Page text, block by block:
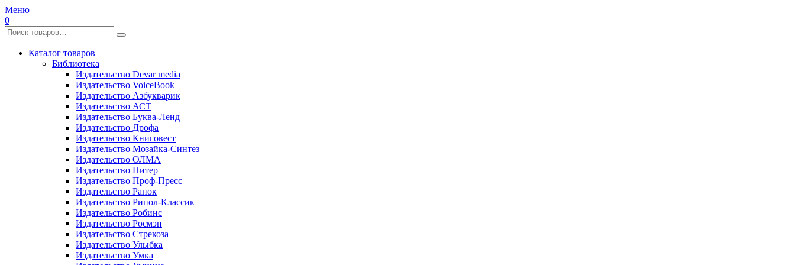
Меню
0
Каталог товаров
Библиотека
Издательство Devar media
Издательство VoiceBook
Издательство Азбукварик
Издательство АСТ
Издательство Буква-Ленд
Издательство Дрофа
Издательство Книговест
Издательство Мозайка-Синтез
Издательство ОЛМА
Издательство Питер
Издательство Проф-Пресс
Издательство Ранок
Издательство Рипол-Классик
Издательство Робинс
Издательство Росмэн
Издательство Стрекоза
Издательство Улыбка
Издательство Умка